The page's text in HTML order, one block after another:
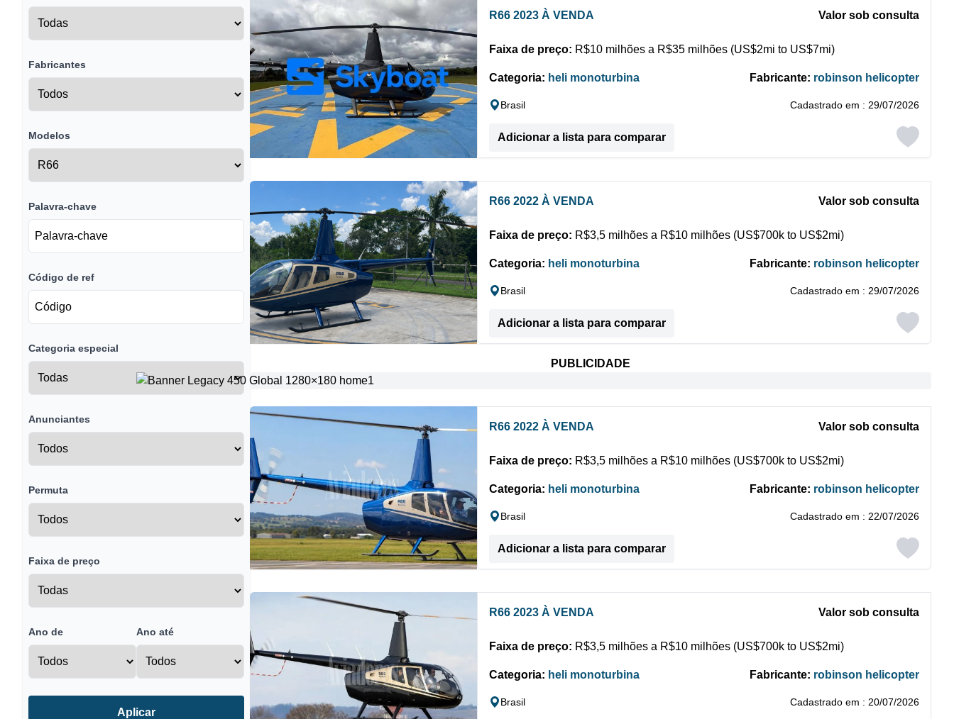
Fabricantes
Modelos
Palavra-chave
Código de ref
Categoria especial
Anunciantes
Permuta
Faixa de preço
Ano de Ano até
Aplicar
R66 2023 À VENDA Valor sob consulta
Faixa de preço: R$10 milhões a R$35 milhões (US$2mi to US$7mi)
Categoria: heli monoturbina Fabricante: robinson helicopter
Brasil Cadastrado em : 29/07/2026
Adicionar a lista para comparar
R66 2022 À VENDA Valor sob consulta
Faixa de preço: R$3,5 milhões a R$10 milhões (US$700k to US$2mi)
Categoria: heli monoturbina Fabricante: robinson helicopter
Brasil Cadastrado em : 29/07/2026
Adicionar a lista para comparar
PUBLICIDADE
R66 2022 À VENDA Valor sob consulta
Faixa de preço: R$3,5 milhões a R$10 milhões (US$700k to US$2mi)
Categoria: heli monoturbina Fabricante: robinson helicopter
Brasil Cadastrado em : 22/07/2026
Adicionar a lista para comparar
R66 2023 À VENDA Valor sob consulta
Faixa de preço: R$3,5 milhões a R$10 milhões (US$700k to US$2mi)
Categoria: heli monoturbina Fabricante: robinson helicopter
Brasil Cadastrado em : 20/07/2026